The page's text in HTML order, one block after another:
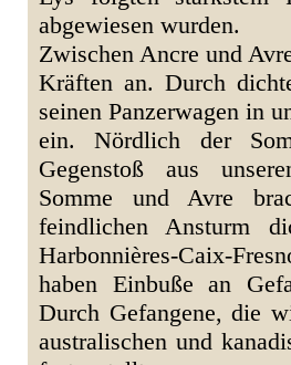
abgewiesen wurden.
Zwischen Ancre und
Kräften an. Durch
seinen Panzerwagen in
ein. Nördlich der
Gegenstoß aus
Somme und Avre
feindlichen Ansturm
Harbonnières-Caix-
haben Einbuße an
Durch Gefangene, die
australischen und